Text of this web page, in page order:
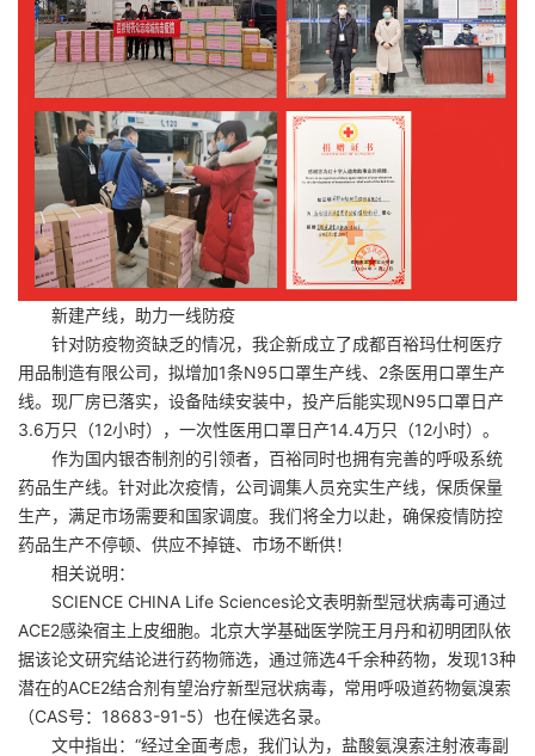
新建产线，助力一线防疫
针对防疫物资缺乏的情况，我企新成立了成都百裕玛仕柯医疗
用品制造有限公司，拟增加1条N95口罩生产线、2条医用口罩生产
线。现厂房已落实，设备陆续安装中，投产后能实现N95口罩日产
3.6万只（12小时），一次性医用口罩日产14.4万只（12小时）。
作为国内银杏制剂的引领者，百裕同时也拥有完善的呼吸系统
药品生产线。针对此次疫情，公司调集人员充实生产线，保质保量
生产，满足市场需要和国家调度。我们将全力以赴，确保疫情防控
药品生产不停顿、供应不掉链、市场不断供！
相关说明：
SCIENCE CHINA Life Sciences论文表明新型冠状病毒可通过
ACE2感染宿主上皮细胞。北京大学基础医学院王月丹和初明团队依
据该论文研究结论进行药物筛选，通过筛选4千余种药物，发现13种
潜在的ACE2结合剂有望治疗新型冠状病毒，常用呼吸道药物氨溴索
（CAS号：18683-91-5）也在候选名录。
文中指出：“经过全面考虑，我们认为，盐酸氨溴索注射液毒副